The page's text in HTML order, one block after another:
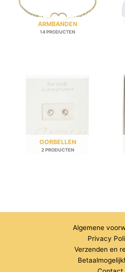
ARMBANDEN
14 PRODUCTEN
OORBELLEN
2 PRODUCTEN
Algemene
Privacy
Verzenden en